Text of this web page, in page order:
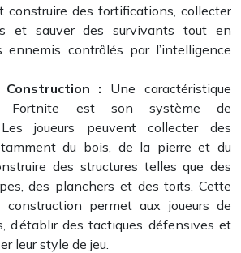
construire des fortifications, collecter
et sauver des survivants tout en
contrôlés par l’intelligence
: Une caractéristique
Fortnite est son système de
joueurs peuvent collecter des
du bois, de la pierre et du
des structures telles que des
des planchers et des toits. Cette
construction permet aux joueurs de
d’établir des tactiques défensives et
leur style de jeu.